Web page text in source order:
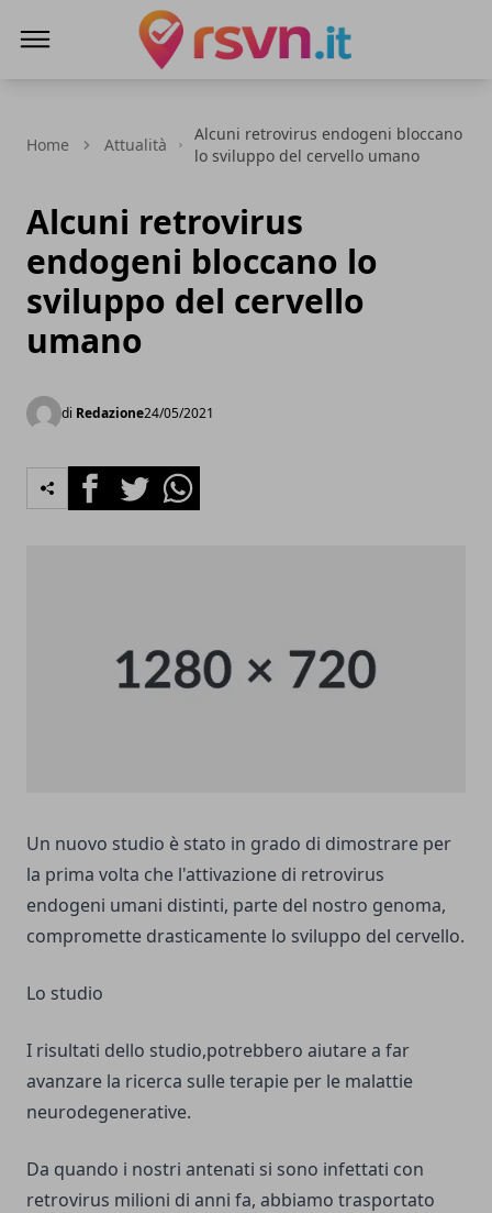
Home Attualità
Alcuni retrovirus endogeni bloccano
lo sviluppo del cervello umano
Alcuni retrovirus
endogeni bloccano lo
sviluppo del cervello
umano
di Redazione24/05/2021
FacebookTwitterWhatsapp
Un nuovo studio è stato in grado di dimostrare per
la prima volta che l'attivazione di retrovirus
endogeni umani distinti, parte del nostro genoma,
compromette drasticamente lo sviluppo del cervello.
Lo studio
I risultati dello studio,potrebbero aiutare a far
avanzare la ricerca sulle terapie per le malattie
neurodegenerative.
Da quando i nostri antenati si sono infettati con
retrovirus milioni di anni fa, abbiamo trasportato